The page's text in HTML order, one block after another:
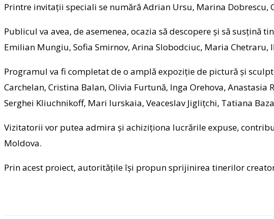
Printre invitații speciali se numără Adrian Ursu, Marina
Publicul va avea, de asemenea, ocazia să descopere și să susțină
Emilian Mungiu, Sofia Smirnov, Arina Slobodciuc, Maria
Programul va fi completat de o amplă expoziție de pictură și
Carchelan, Cristina Balan, Olivia Furtună, Inga Orehova,
Serghei Kliuchnikoff, Mari Iurskaia, Veaceslav Jiglițchi, Tatiana
Vizitatorii vor putea admira și achiziționa lucrările expuse,
Moldova.
Prin acest proiect, autoritățile își propun sprijinirea tinerilor